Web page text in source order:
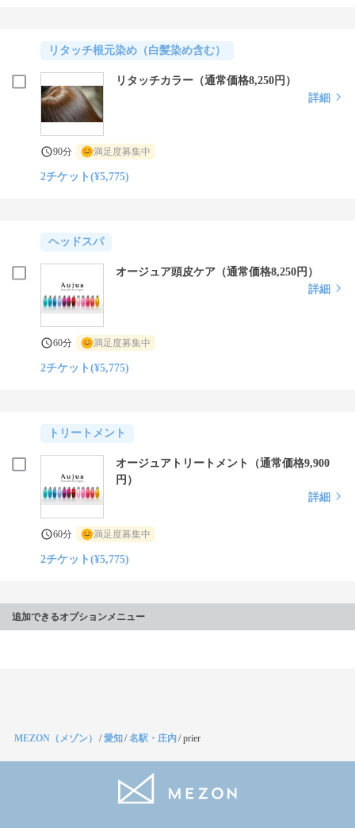
リタッチ根元染め（白髪染め含む）
リタッチカラー（通常価格8,250円）
詳細
90分 満足度募集中
2チケット(¥5,775)
ヘッドスパ
オージュア頭皮ケア（通常価格8,250円）
詳細
60分 満足度募集中
2チケット(¥5,775)
トリートメント
オージュアトリートメント（通常価格9,900
円）
詳細
60分 満足度募集中
2チケット(¥5,775)
追加できるオプションメニュー
MEZON（メゾン） /愛知/名駅・庄内/prier